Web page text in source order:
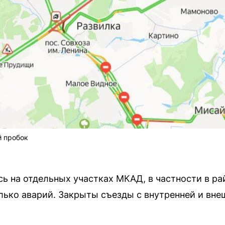
пробок
на отдельных участках МКАД, в частности в
аварий. Закрыты съезды с внутренней и